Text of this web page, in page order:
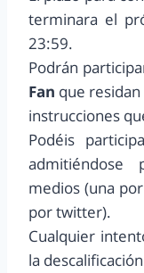
terminara el
23:59.
Podrán
Fan que residan
instrucciones
Podéis
admitiéndose
medios (una
por twitter).
Cualquier
la